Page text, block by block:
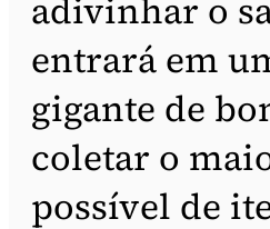
adivinhar o
entrará em
gigante de
coletar o
possível de